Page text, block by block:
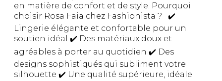
en matière de confort et de style. Pourquoi
choisir Rosa Faia chez Fashionista ? ✔️
Lingerie élégante et confortable pour un
soutien idéal ✔️ Des matériaux doux et
agréables à porter au quotidien ✔️ Des
designs sophistiqués qui subliment votre
silhouette ✔️ Une qualité supérieure, idéale